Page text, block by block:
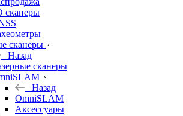
сканеры
сканеры
Назад
сканеры
Назад
OmniSLAM
Аксессуары